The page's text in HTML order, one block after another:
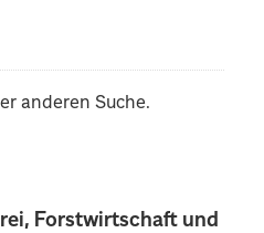
Forstwirtschaft und
anderen Suche.